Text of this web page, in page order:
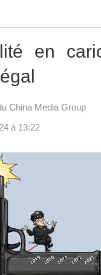
en
China Media Group
à 13:22